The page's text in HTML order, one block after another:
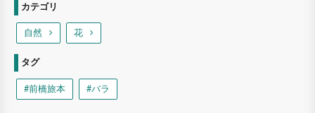
カテゴリ
自然 花
タグ
#前橋旅本 #バラ